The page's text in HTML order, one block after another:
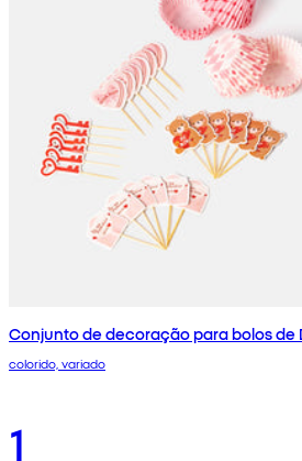
Conjunto de decoração para bolos de
colorido, variado
1